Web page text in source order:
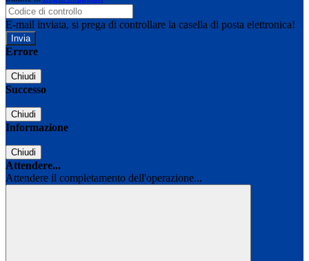
E-mail inviata, si prega di controllare la casella di posta elettronica!
Errore
Chiudi
Successo
Chiudi
Informazione
Chiudi
Attendere...
Attendere il completamento dell'operazione...